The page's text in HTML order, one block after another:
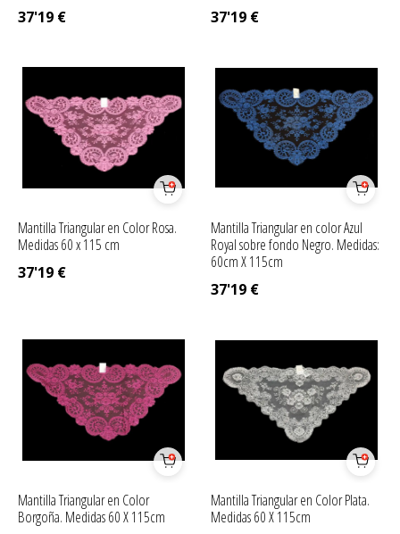
37'19 €
37'19 €
Mantilla Triangular en Color Rosa.
Medidas 60 x 115 cm
37'19 €
Mantilla Triangular en color Azul
Royal sobre fondo Negro. Medidas:
60cm X 115cm
37'19 €
Mantilla Triangular en Color
Borgoña. Medidas 60 X 115cm
Mantilla Triangular en Color Plata.
Medidas 60 X 115cm